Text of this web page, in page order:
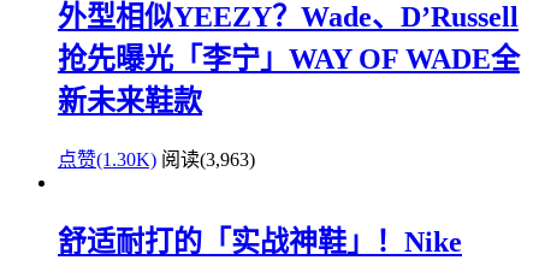
外型相似YEEZY？Wade、D’Russell
抢先曝光「李宁」WAY OF WADE全
新未来鞋款
点赞(1.30K) 阅读(3,963)
舒适耐打的「实战神鞋」！Nike